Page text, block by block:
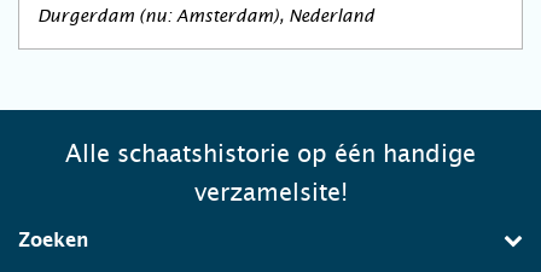
Durgerdam (nu: Amsterdam), Nederland
Alle schaatshistorie op één handige
verzamelsite!
Zoeken